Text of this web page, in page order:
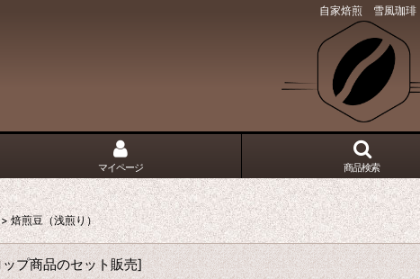
自家焙煎 雪風珈琲
マイページ 商品検索
> 焙煎豆（浅煎り）
プ商品のセット販売]